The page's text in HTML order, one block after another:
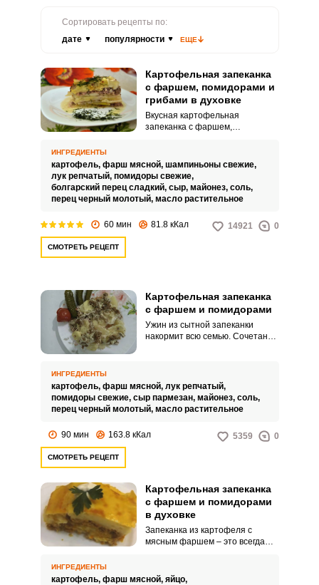
Сортировать рецепты по:
дате
популярности ЕЩЕ
Картофельная запеканка
с фаршем, помидорами и
грибами в духовке
Вкусная картофельная
запеканка с фаршем,
домашнее меню. Готовить ее
просто, хотя это займет около
часа времени.
ИНГРЕДИЕНТЫ
картофель, фарш мясной, шампиньоны свежие,
лук репчатый, помидоры свежие,
болгарский перец сладкий, сыр, майонез, соль,
перец черный молотый, масло растительное
60 мин 81.8 кКал 14921 0
СМОТРЕТЬ РЕЦЕПТ
Картофельная запеканка
с фаршем и помидорами
Ужин из сытной запеканки
накормит всю семью. Сочетание
приготовление еды.
ИНГРЕДИЕНТЫ
картофель, фарш мясной, лук репчатый,
помидоры свежие, сыр пармезан, майонез, соль,
перец черный молотый, масло растительное
90 мин 163.8 кКал 5359 0
СМОТРЕТЬ РЕЦЕПТ
Картофельная запеканка
с фаршем и помидорами
в духовке
Запеканка из картофеля с
мясным фаршем – это всегда
ужин.
ИНГРЕДИЕНТЫ
картофель, фарш мясной, яйцо,